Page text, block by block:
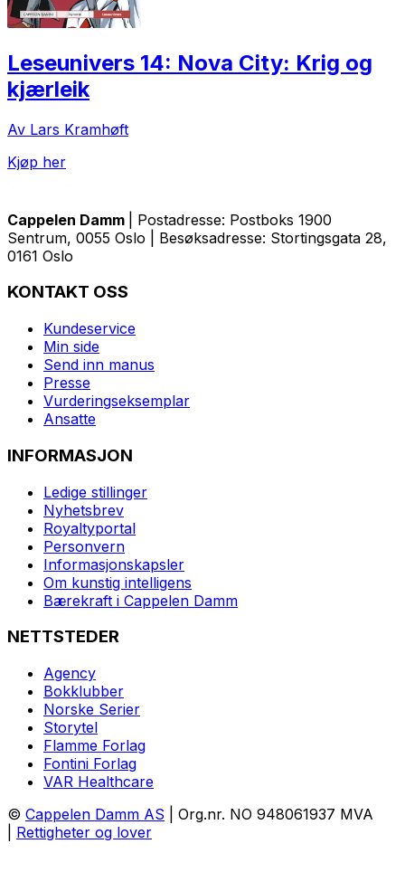
Leseunivers 14: Nova City: Krig og
kjærleik
Av Lars Kramhøft
Kjøp her
Cappelen Damm
| Postadresse: Postboks 1900
Sentrum, 0055 Oslo | Besøksadresse: Stortingsgata 28,
0161 Oslo
KONTAKT OSS
Kundeservice
Min side
Send inn manus
Presse
Vurderingseksemplar
Ansatte
INFORMASJON
Ledige stillinger
Nyhetsbrev
Royaltyportal
Personvern
Informasjonskapsler
Om kunstig intelligens
Bærekraft i Cappelen Damm
NETTSTEDER
Agency
Bokklubber
Norske Serier
Storytel
Flamme Forlag
Fontini Forlag
VAR Healthcare
© Cappelen Damm AS | Org.nr. NO 948061937 MVA
Rettigheter og lover